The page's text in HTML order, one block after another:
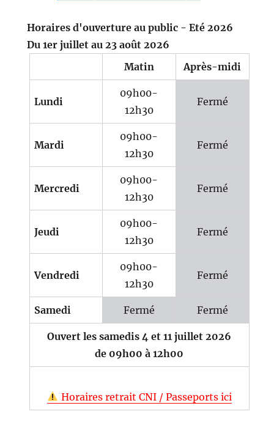
Horaires d'ouverture au public - Eté 2026
Du 1er juillet au 23 août 2026
Matin
Après-midi
Lundi
09h00-
12h30
Fermé
Mardi
09h00-
12h30
Fermé
Mercredi
09h00-
12h30
Fermé
Jeudi
09h00-
12h30
Fermé
Vendredi
09h00-
12h30
Fermé
Samedi Fermé Fermé
Ouvert les samedis 4 et 11 juillet 2026
de 09h00 à 12h00
Horaires retrait CNI / Passeports ici